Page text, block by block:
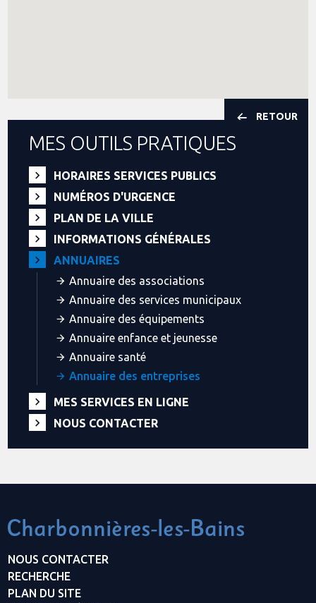
RETOUR
MES OUTILS PRATIQUES
HORAIRES SERVICES PUBLICS
NUMÉROS D'URGENCE
PLAN DE LA VILLE
INFORMATIONS GÉNÉRALES
ANNUAIRES
Annuaire des associations
Annuaire des services municipaux
Annuaire des équipements
Annuaire enfance et jeunesse
Annuaire santé
Annuaire des entreprises
MES SERVICES EN LIGNE
NOUS CONTACTER
NOUS CONTACTER
RECHERCHE
PLAN DU SITE